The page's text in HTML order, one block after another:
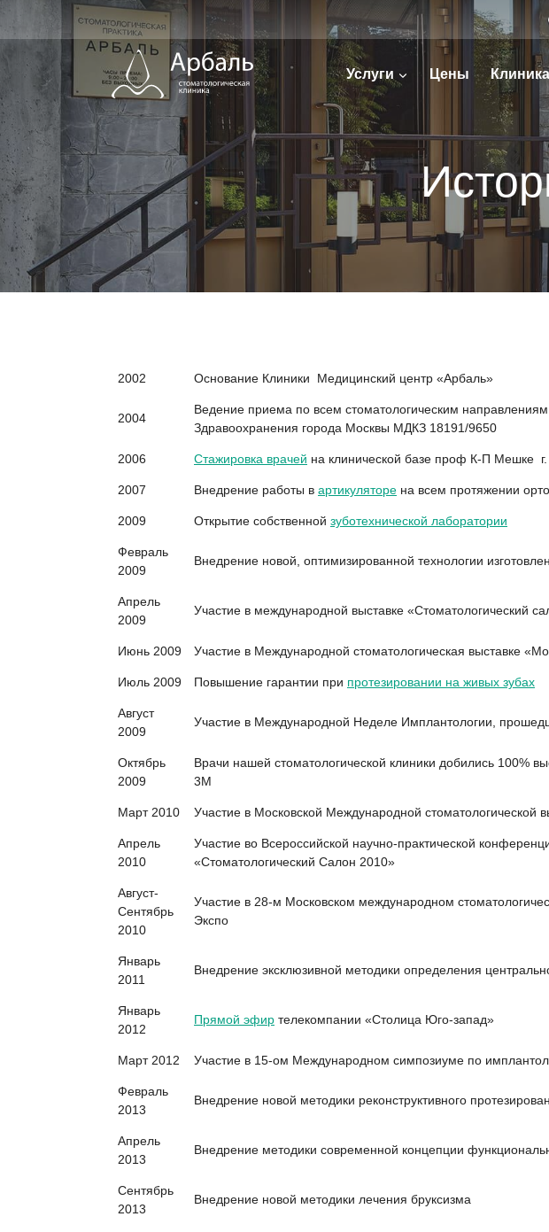
Перейти
содержимому
Услуги Цены Клиника
2002 Основание Клиники Медицинский центр «Арбаль»
2004
Ведение приема по всем стоматологическим
Здравоохранения города Москвы МДКЗ 18191/9650
2006 Стажировка врачей на клинической базе проф К-П Мешке
2007 Внедрение работы в артикуляторе на всем протяжении
2009 Открытие собственной зуботехнической лаборатории
Февраль
2009
Внедрение новой, оптимизированной технологии
Апрель
2009
Участие в международной выставке «Стоматологический
Июнь 2009 Участие в Международной стоматологическая выставке
Июль 2009 Повышение гарантии при протезировании на живых зубах
Август
2009
Участие в Международной Неделе Имплантологии,
Октябрь
2009
Врачи нашей стоматологической клиники добились 100%
3М
Март 2010 Участие в Московской Международной стоматологической
Апрель
2010
Участие во Всероссийской научно-практической
«Стоматологический Салон 2010»
Август-
Сентябрь
2010
Участие в 28-м Московском международном
Экспо
Январь
2011
Внедрение эксклюзивной методики определения
Январь
2012
Прямой эфир телекомпании «Столица Юго-запад»
Март 2012 Участие в 15-ом Международном симпозиуме по
Февраль
2013
Внедрение новой методики реконструктивного
Апрель
2013
Внедрение методики современной концепции
Сентябрь
2013
Внедрение новой методики лечения бруксизма